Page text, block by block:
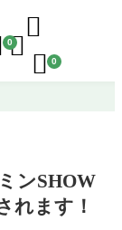
0

 0
ンSHOW
れます！